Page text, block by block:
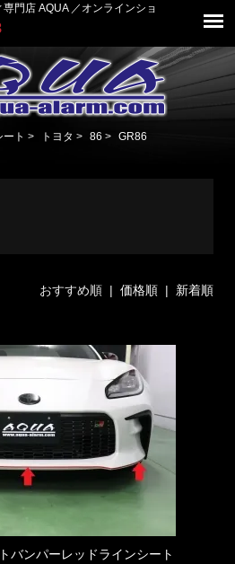
門店 AQUA ／オンラインショ
ト > トヨタ > 86 > GR86
おすすめ順 | 価格順| 新着順
ンパーレッドラインシート